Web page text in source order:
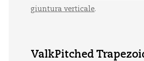
giuntura verticale.
ValkPitched